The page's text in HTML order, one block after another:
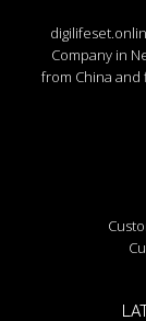
Company in
from China